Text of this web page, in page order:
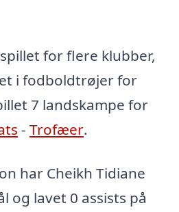
for flere klubber,
i fodboldtrøjer for
7 landskampe for
- Trofæer.
har Cheikh Tidiane
og lavet 0 assists på